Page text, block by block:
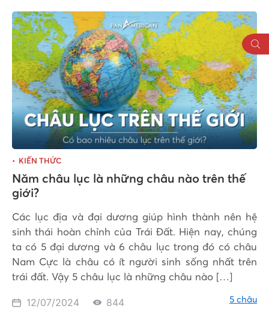
KIẾN THỨC
Năm châu lục là những châu nào trên thế
giới?
Các lục địa và đại dương giúp hình thành nên hệ
sinh thái hoàn chỉnh của Trái Đất. Hiện nay, chúng
ta có 5 đại dương và 6 châu lục trong đó có châu
Nam Cực là châu có ít người sinh sống nhất trên
trái đất. Vậy 5 châu lục là những châu nào […]
12/07/2024 844 5 châu